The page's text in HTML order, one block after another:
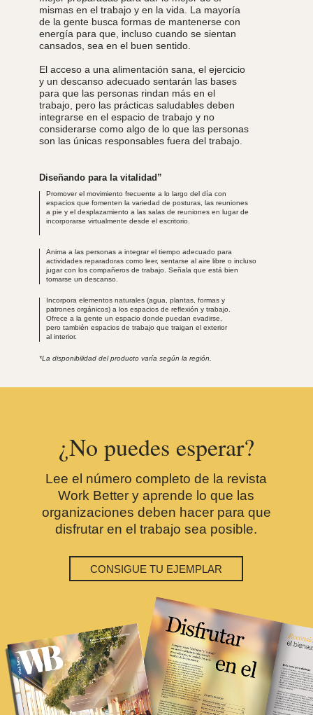
mismas en el trabajo y en la vida. La mayoría
de la gente busca formas de mantenerse con
energía para que, incluso cuando se sientan
cansados, sea en el buen sentido.
El acceso a una alimentación sana, el ejercicio
y un descanso adecuado sentarán las bases
para que las personas rindan más en el
trabajo, pero las prácticas saludables deben
integrarse en el espacio de trabajo y no
considerarse como algo de lo que las personas
son las únicas responsables fuera del trabajo.
Diseñando para la vitalidad”
Promover el movimiento frecuente a lo largo del día con
espacios que fomenten la variedad de posturas, las reuniones
a pie y el desplazamiento a las salas de reuniones en lugar de
incorporarse virtualmente desde el escritorio.
*La disponibilidad del producto varía según la región.
Incorpora elementos naturales (agua, plantas, formas y
patrones orgánicos) a los espacios de reflexión y trabajo.
Ofrece a la gente un espacio donde puedan evadirse,
pero también espacios de trabajo que traigan el exterior
al interior.
Anima a las personas a integrar el tiempo adecuado para
actividades reparadoras como leer, sentarse al aire libre o incluso
jugar con los compañeros de trabajo. Señala que está bien
tomarse un descanso.
¿No puedes esperar?
Lee el número completo de la revista
Work Better y aprende lo que las
organizaciones deben hacer para que
disfrutar en el trabajo sea posible.
CONSIGUE TU EJEMPLAR